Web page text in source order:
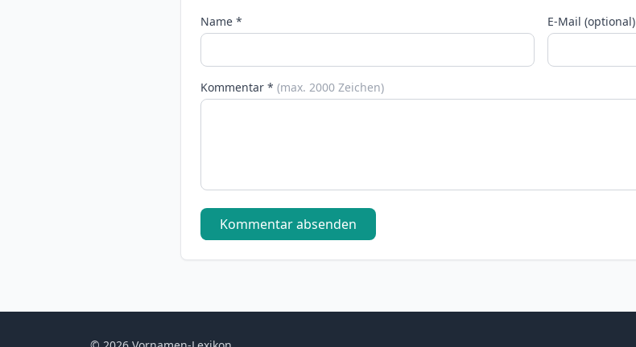
Name * E-Mail (optional)
Kommentar * (max. 2000 Zeichen)
Kommentar absenden